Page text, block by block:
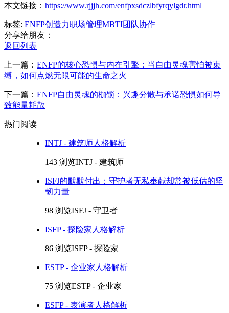
本文链接： https://www.rjjjh.com/enfpxsdczlbfyrqylgdr.html
标签: ENFP创造力职场管理MBTI团队协作
分享给朋友：
返回列表
上一篇： ENFP的核心恐惧与内在引擎：当自由灵魂害怕被束
缚，如何点燃无限可能的生命之火
下一篇： ENFP自由灵魂的枷锁：兴趣分散与承诺恐惧如何导
致能量耗散
热门阅读
INTJ - 建筑师人格解析
143 浏览INTJ - 建筑师
ISFJ的默默付出：守护者无私奉献却常被低估的坚
韧力量
98 浏览ISFJ - 守卫者
ISFP - 探险家人格解析
86 浏览ISFP - 探险家
ESTP - 企业家人格解析
75 浏览ESTP - 企业家
ESFP - 表演者人格解析